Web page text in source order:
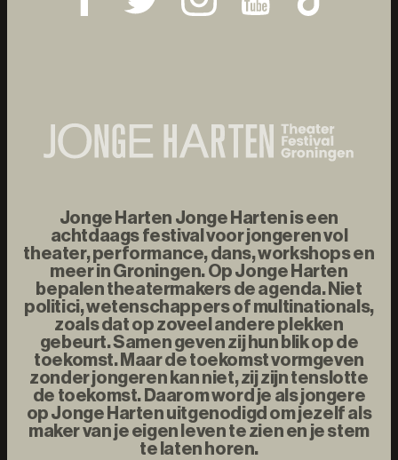
Jonge Harten Jonge Harten is een
achtdaags festival voor jongeren vol
theater, performance, dans, workshops en
meer in Groningen. Op Jonge Harten
bepalen theatermakers de agenda. Niet
politici, wetenschappers of multinationals,
zoals dat op zoveel andere plekken
gebeurt. Samen geven zij hun blik op de
toekomst. Maar de toekomst vormgeven
zonder jongeren kan niet, zij zijn tenslotte
de toekomst. Daarom word je als jongere
op Jonge Harten uitgenodigd om jezelf als
maker van je eigen leven te zien en je stem
te laten horen.